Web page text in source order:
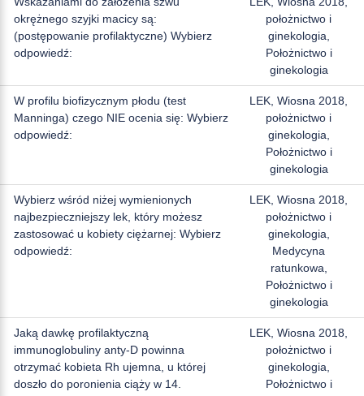
okrężnego szyjki macicy są:
(postępowanie profilaktyczne) Wybierz
odpowiedź:
położnictwo i
ginekologia,
Położnictwo i
ginekologia
W profilu biofizycznym płodu (test
Manninga) czego NIE ocenia się: Wybierz
odpowiedź:
LEK, Wiosna 2018,
położnictwo i
ginekologia,
Położnictwo i
ginekologia
Wybierz wśród niżej wymienionych
najbezpieczniejszy lek, który możesz
zastosować u kobiety ciężarnej: Wybierz
odpowiedź:
LEK, Wiosna 2018,
położnictwo i
ginekologia,
Medycyna
ratunkowa,
Położnictwo i
ginekologia
Jaką dawkę profilaktyczną
immunoglobuliny anty-D powinna
otrzymać kobieta Rh ujemna, u której
doszło do poronienia ciąży w 14.
LEK, Wiosna 2018,
położnictwo i
ginekologia,
Położnictwo i